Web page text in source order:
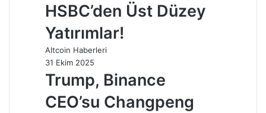
HSBC’den Üst Düzey
Yatırımlar!
Altcoin Haberleri
31 Ekim 2025
Trump, Binance
CEO’su Changpeng